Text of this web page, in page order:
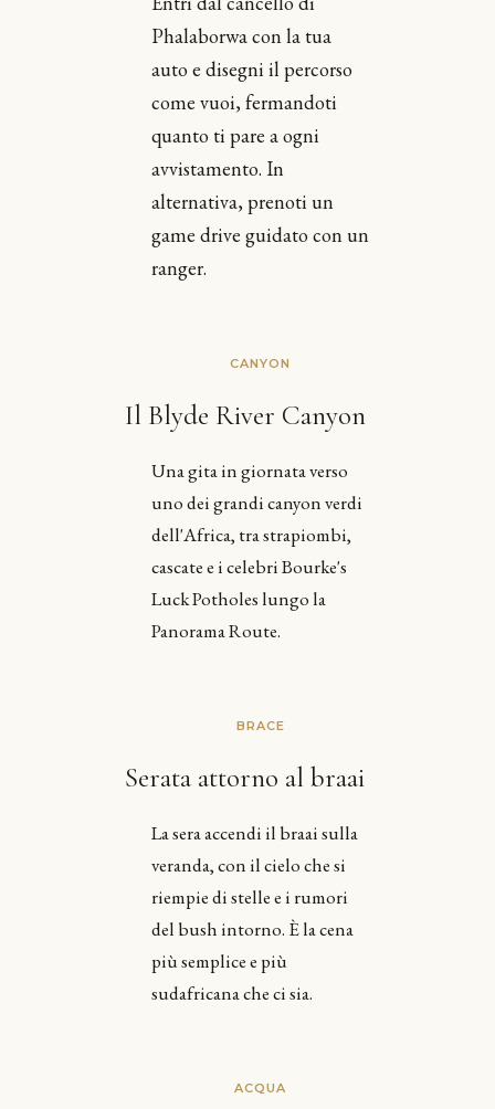
Phalaborwa con la tua
auto e disegni il percorso
come vuoi, fermandoti
quanto ti pare a ogni
avvistamento. In
alternativa, prenoti un
game drive guidato con un
ranger.
CANYON
Il Blyde River Canyon
Una gita in giornata verso
uno dei grandi canyon verdi
dell'Africa, tra strapiombi,
cascate e i celebri Bourke's
Luck Potholes lungo la
Panorama Route.
BRACE
Serata attorno al braai
La sera accendi il braai sulla
veranda, con il cielo che si
riempie di stelle e i rumori
del bush intorno. È la cena
più semplice e più
sudafricana che ci sia.
ACQUA